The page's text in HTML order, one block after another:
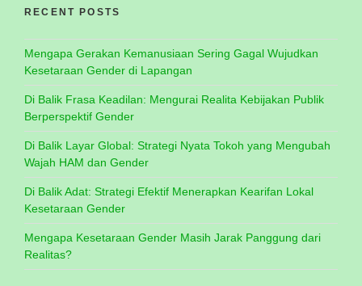
RECENT POSTS
Mengapa Gerakan Kemanusiaan Sering Gagal Wujudkan
Kesetaraan Gender di Lapangan
Di Balik Frasa Keadilan: Mengurai Realita Kebijakan Publik
Berperspektif Gender
Di Balik Layar Global: Strategi Nyata Tokoh yang Mengubah
Wajah HAM dan Gender
Di Balik Adat: Strategi Efektif Menerapkan Kearifan Lokal
Kesetaraan Gender
Mengapa Kesetaraan Gender Masih Jarak Panggung dari
Realitas?